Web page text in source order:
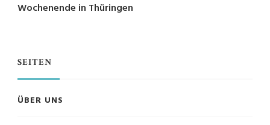
Wochenende in Thüringen
SEITEN
ÜBER UNS